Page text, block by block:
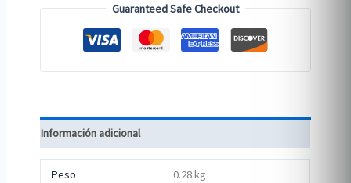
Guaranteed Safe Checkout
Información adicional
Peso 0.28 kg